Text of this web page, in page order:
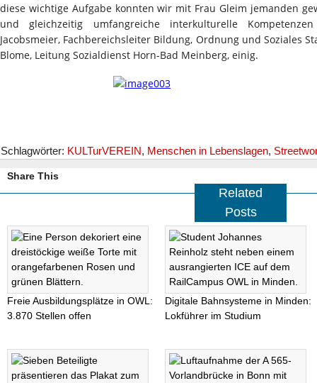
diese wichtige Aufgabe konnten wir mit Frau Gleim jemanden
und gleichzeitig umfangreiche interkulturelle
Jacobsmeier, Fachbereichsleiter Bildung, Ordnung und Soziales
Blome, Leitung Sozialdienst Horn-Bad Meinberg, einig.
Schlagwörter: KULTurVEREIN, Menschen in Lebenslagen,
Share This
Related
Posts
Freie Ausbildungsplätze in OWL:
3.870 Stellen offen
Digitale Bahnsysteme in Minden:
Lokführer im Studium